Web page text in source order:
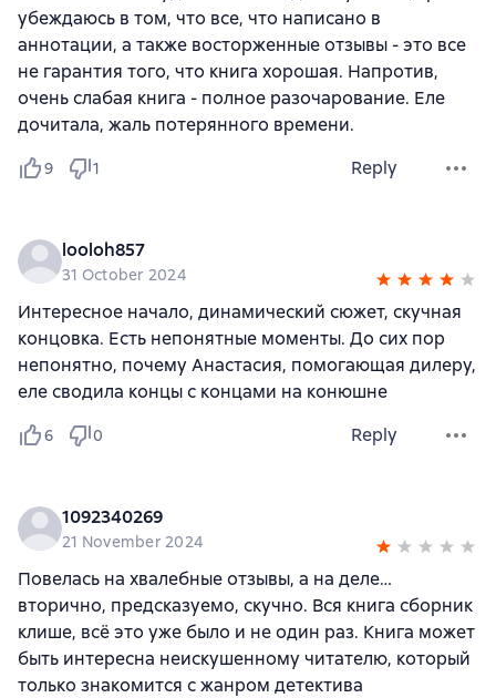
убеждаюсь в том, что все, что написано в
аннотации, а также восторженные отзывы - это все
не гарантия того, что книга хорошая. Напротив,
очень слабая книга - полное разочарование. Еле
дочитала, жаль потерянного времени.
9 1 Reply
looloh857
31 October 2024
Интересное начало, динамический сюжет, скучная
концовка. Есть непонятные моменты. До сих пор
непонятно, почему Анастасия, помогающая дилеру,
еле сводила концы с концами на конюшне
6 0 Reply
1092340269
21 November 2024
Повелась на хвалебные отзывы, а на деле…
вторично, предсказуемо, скучно. Вся книга сборник
клише, всё это уже было и не один раз. Книга может
быть интересна неискушенному читателю, который
только знакомится с жанром детектива